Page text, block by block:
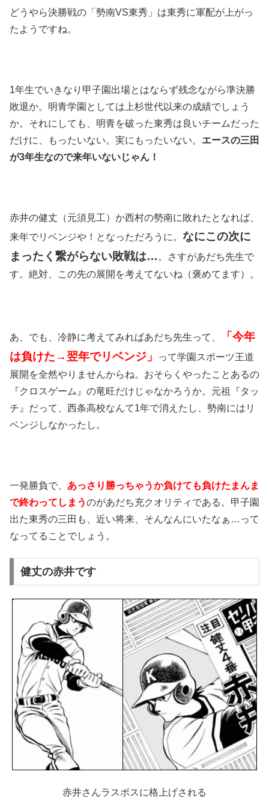
どうやら決勝戦の「勢南VS東秀」は東秀に軍配が上がっ
たようですね。
1年生でいきなり甲子園出場とはならず残念ながら準決勝
敗退か。明青学園としては上杉世代以来の成績でしょう
か。それにしても、明青を破った東秀は良いチームだった
だけに、もったいない。実にもったいない。 エースの三田
が3年生なので来年いないじゃん！
赤井の健丈（元須見工）か西村の勢南に敗れたとなれば、
来年でリベンジや！となっただろうに。 なにこの次に
まったく繋がらない敗戦は… 。さすがあだち先生で
す。絶対、この先の展開を考えてないね（褒めてます）。
あ、でも、冷静に考えてみればあだち先生って、
「今年
は負けた→翌年でリベンジ」
って学園スポーツ王道
展開を全然やりませんからね。おそらくやったことあるの
『クロスゲーム』の竜旺だけじゃなかろうか。元祖『タッ
チ』だって、西条高校なんて1年で消えたし、勢南にはリ
ベンジしなかったし。
一発勝負で、 あっさり勝っちゃうか負けても負けたまんま
で終わってしまうのがあだち充クオリティである。甲子園
出た東秀の三田も、近い将来、そんなんにいたなぁ…って
なってることでしょう。
健丈の赤井です
赤井さんラスボスに格上げされる